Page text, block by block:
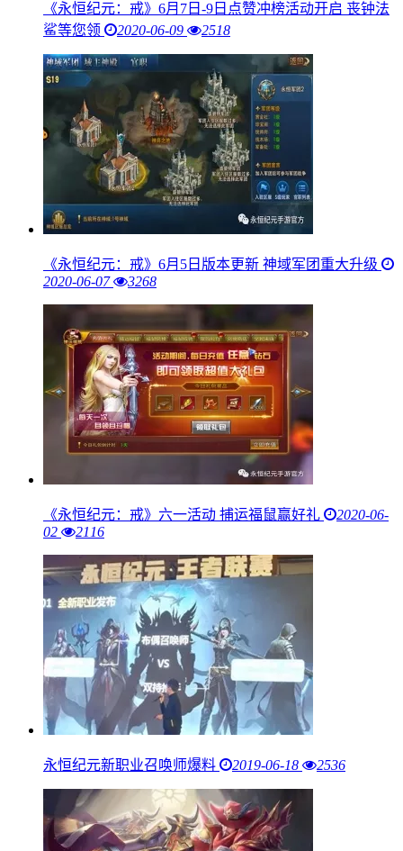
《永恒纪元：戒》6月7日-9日点赞冲榜活动开启 丧钟法
鲨等您领
2020-06-09 2518
《永恒纪元：戒》6月5日版本更新 神域军团重大升级
2020-06-07
3268
《永恒纪元：戒》六一活动 捕运福鼠赢好礼
2020-06-
02
2116
永恒纪元新职业召唤师爆料 2019-06-18 2536